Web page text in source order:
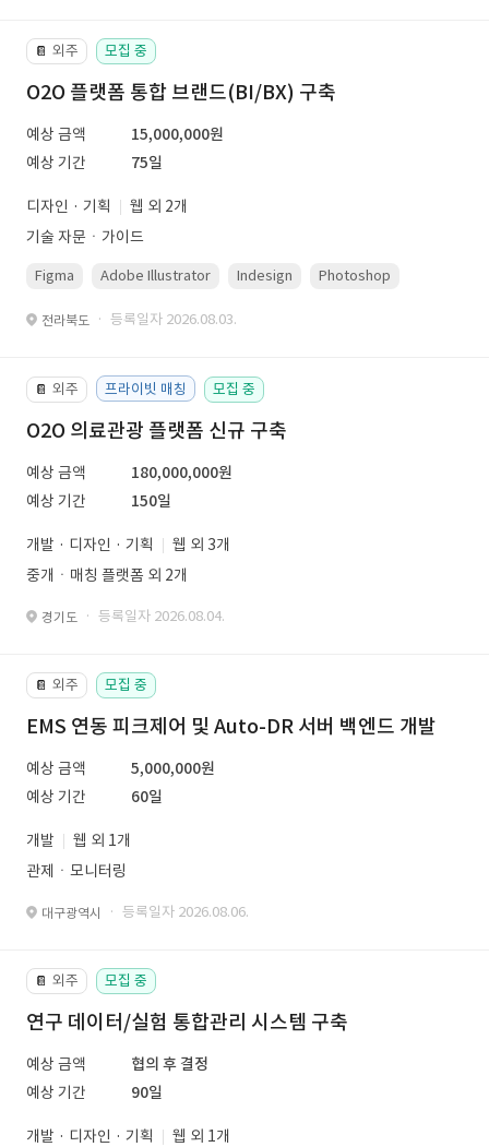
📔 외주 모집 중
O2O 플랫폼 통합 브랜드(BI/BX) 구축
예상 금액
15,000,000원
예상 기간
75일
디자인 · 기획
웹 외 2개
기술 자문ㆍ가이드
Figma Adobe Illustrator Indesign Photoshop
전라북도 · 등록일자 2026.08.03.
📔 외주 프라이빗 매칭 모집 중
O2O 의료관광 플랫폼 신규 구축
예상 금액
180,000,000원
예상 기간
150일
개발 · 디자인 · 기획
웹 외 3개
중개ㆍ매칭 플랫폼 외 2개
경기도 · 등록일자 2026.08.04.
📔 외주 모집 중
EMS 연동 피크제어 및 Auto-DR 서버 백엔드 개발
예상 금액
5,000,000원
예상 기간
60일
개발
웹 외 1개
관제ㆍ모니터링
대구광역시 · 등록일자 2026.08.06.
📔 외주 모집 중
연구 데이터/실험 통합관리 시스템 구축
예상 금액
협의 후 결정
예상 기간
90일
개발 · 디자인 · 기획
웹 외 1개